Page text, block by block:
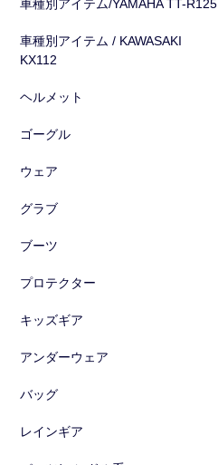
車種別アイテム/YAMAHA TT-R125
車種別アイテム / KAWASAKI
KX112
ヘルメット
ゴーグル
ウェア
グラブ
ブーツ
プロテクター
キッズギア
アンダーウェア
バッグ
レインギア